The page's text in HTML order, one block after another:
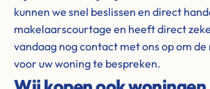
kunnen we snel beslissen en direct
makelaarscourtage en heeft direct
vandaag nog contact met ons op om
voor uw woning te bespreken.